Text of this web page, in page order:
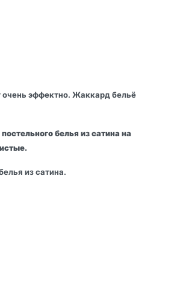
очень эффектно. Жаккард бельё
белья из сатина на
из сатина.